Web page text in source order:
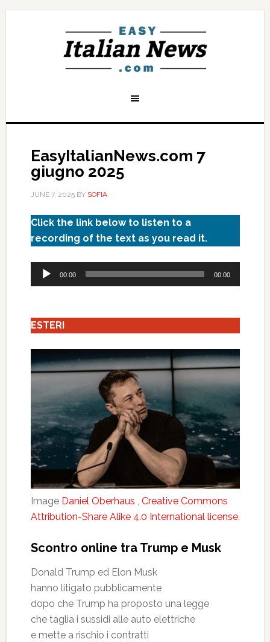
EasyItalianNews.com 7
giugno 2025
JUNE 7, 2025BY SOFIA
Click the link below to listen to a
recording of the text as you read it.
Audio
Player
00:00 00:00
ESTERI
Image Daniel Oberhaus , Creative Commons
Attribution-Share Alike 4.0 International license.
Scontro online tra Trump e Musk
Donald Trump ed Elon Musk
hanno litigato pubblicamente
dopo che Trump ha proposto una legge
che taglia i sussidi alle auto elettriche
e mette a rischio i contratti